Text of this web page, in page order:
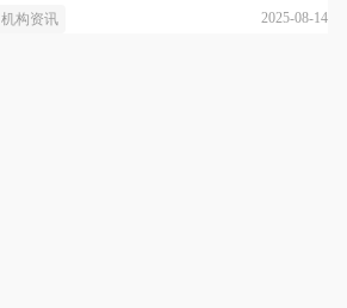
机构资讯 2025-08-14